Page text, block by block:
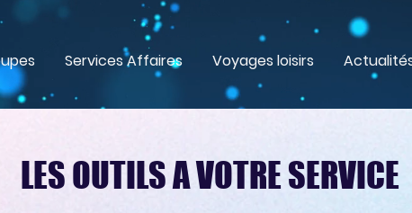
Services Affaires Voyages loisirs
LES OUTILS A VOTRE SERVICE